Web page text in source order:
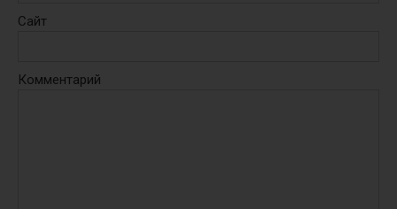
Сайт
Комментарий